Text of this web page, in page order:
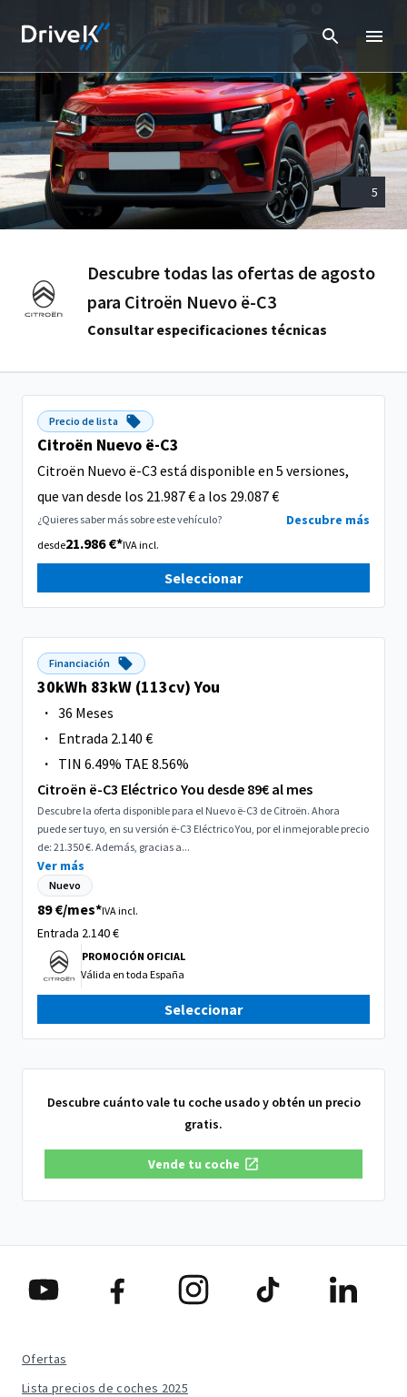
5
Descubre todas las ofertas de agosto
para Citroën Nuevo ë-C3
Consultar especificaciones técnicas
Precio de lista
Citroën Nuevo ë-C3
Citroën Nuevo ë-C3 está disponible en 5 versiones,
que van desde los 21.987 € a los 29.087 €
¿Quieres saber más sobre este vehículo? Descubre más
desde21.986 €*IVA incl.
Seleccionar
Financiación
30kWh 83kW (113cv) You
· 36 Meses
· Entrada 2.140 €
· TIN 6.49% TAE 8.56%
Citroën ë-C3 Eléctrico You desde 89€ al mes
Descubre la oferta disponible para el Nuevo ë-C3 de Citroën. Ahora
puede ser tuyo, en su versión ë-C3 Eléctrico You, por el inmejorable precio
de: 21.350 €. Además, gracias a...
Ver más
Nuevo
89 €/mes*IVA incl.
Entrada 2.140€
PROMOCIÓN OFICIAL
Válida en toda España
Seleccionar
Descubre cuánto vale tu coche usado y obtén un precio
gratis.
Vende tu coche
Ofertas
Lista precios de coches 2025